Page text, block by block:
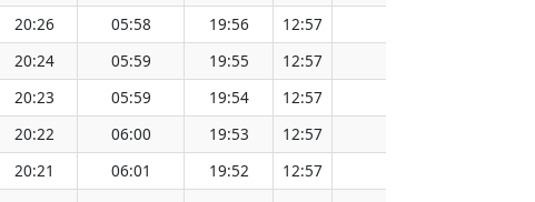
20:26 05:58 19:56 12:57
20:24 05:59 19:55 12:57
20:23 05:59 19:54 12:57
20:22 06:00 19:53 12:57
20:21 06:01 19:52 12:57